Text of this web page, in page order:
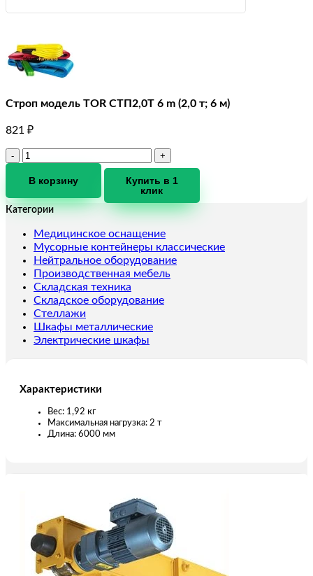
Строп модель TOR СТП2,0T 6 m (2,0 т; 6 м)
821 ₽
Количество
Строп
TOR
6
m
(2,0
т;
6
м)
В корзину
Купить в 1
клик
Категории
Медицинское оснащение
Мусорные контейнеры классические
Нейтральное оборудование
Производственная мебель
Складская техника
Складское оборудование
Стеллажи
Шкафы металлические
Электрические шкафы
Характеристики
Вес: 1,92 кг
Максимальная нагрузка: 2 т
Длина: 6000 мм